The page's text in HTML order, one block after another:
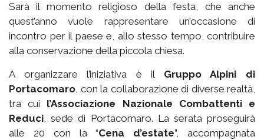
Sarà il momento religioso della festa, che anche
quest’anno vuole rappresentare un’occasione di
incontro per il paese e, allo stesso tempo, contribuire
alla conservazione della piccola chiesa.
A organizzare l’iniziativa è il Gruppo Alpini di
Portacomaro, con la collaborazione di diverse realtà,
tra cui l’Associazione Nazionale Combattenti e
Reduci, sede di Portacomaro. La serata proseguirà
alle 20 con la “Cena d’estate”, accompagnata